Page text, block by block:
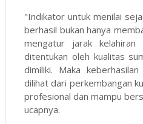
"Indikator untuk menilai
berhasil bukan hanya
mengatur jarak
ditentukan oleh kualitas
dimiliki. Maka
dilihat dari perkembangan
profesional dan mampu
ucapnya.